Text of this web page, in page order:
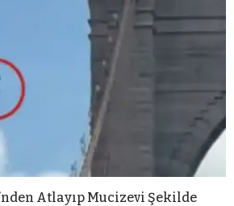
Atlayıp Mucizevi Şekilde